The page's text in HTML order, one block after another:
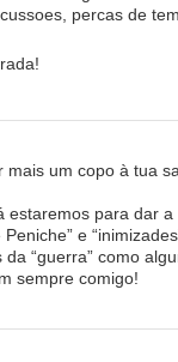
percas de
mais um copo à tua
estaremos para dar
e
“guerra” como
sempre comigo!